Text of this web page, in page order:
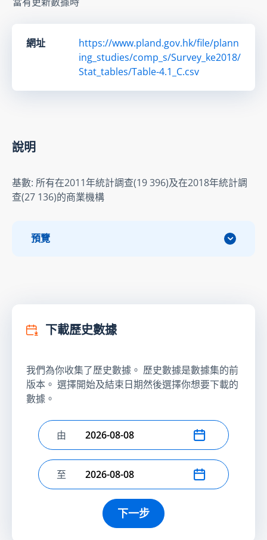
網址
https://www.pland.gov.hk/file/plann
ing_studies/comp_s/Survey_ke2018/
Stat_tables/Table-4.1_C.csv
說明
基數: 所有在2011年統計調查(19 396)及在2018年統計調
查(27 136)的商業機構
預覽
下載歷史數據
我們為你收集了歷史數據。 歷史數據是數據集的前
版本。 選擇開始及結束日期然後選擇你想要下載的
數據。
選擇開始日期
由
選擇結束日期
至
下一步